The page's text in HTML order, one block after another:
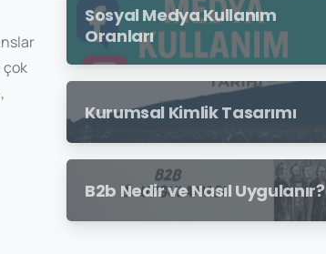
çok
Sosyal Medya Kullanım
Oranları
Kurumsal Kimlik Tasarımı
B2b Nedir ve Nasıl Uygulanır?